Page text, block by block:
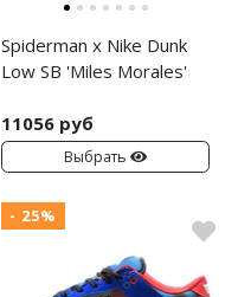
Spiderman x Nike Dunk
Low SB 'Miles Morales'
11056 руб
Выбрать
- 25%